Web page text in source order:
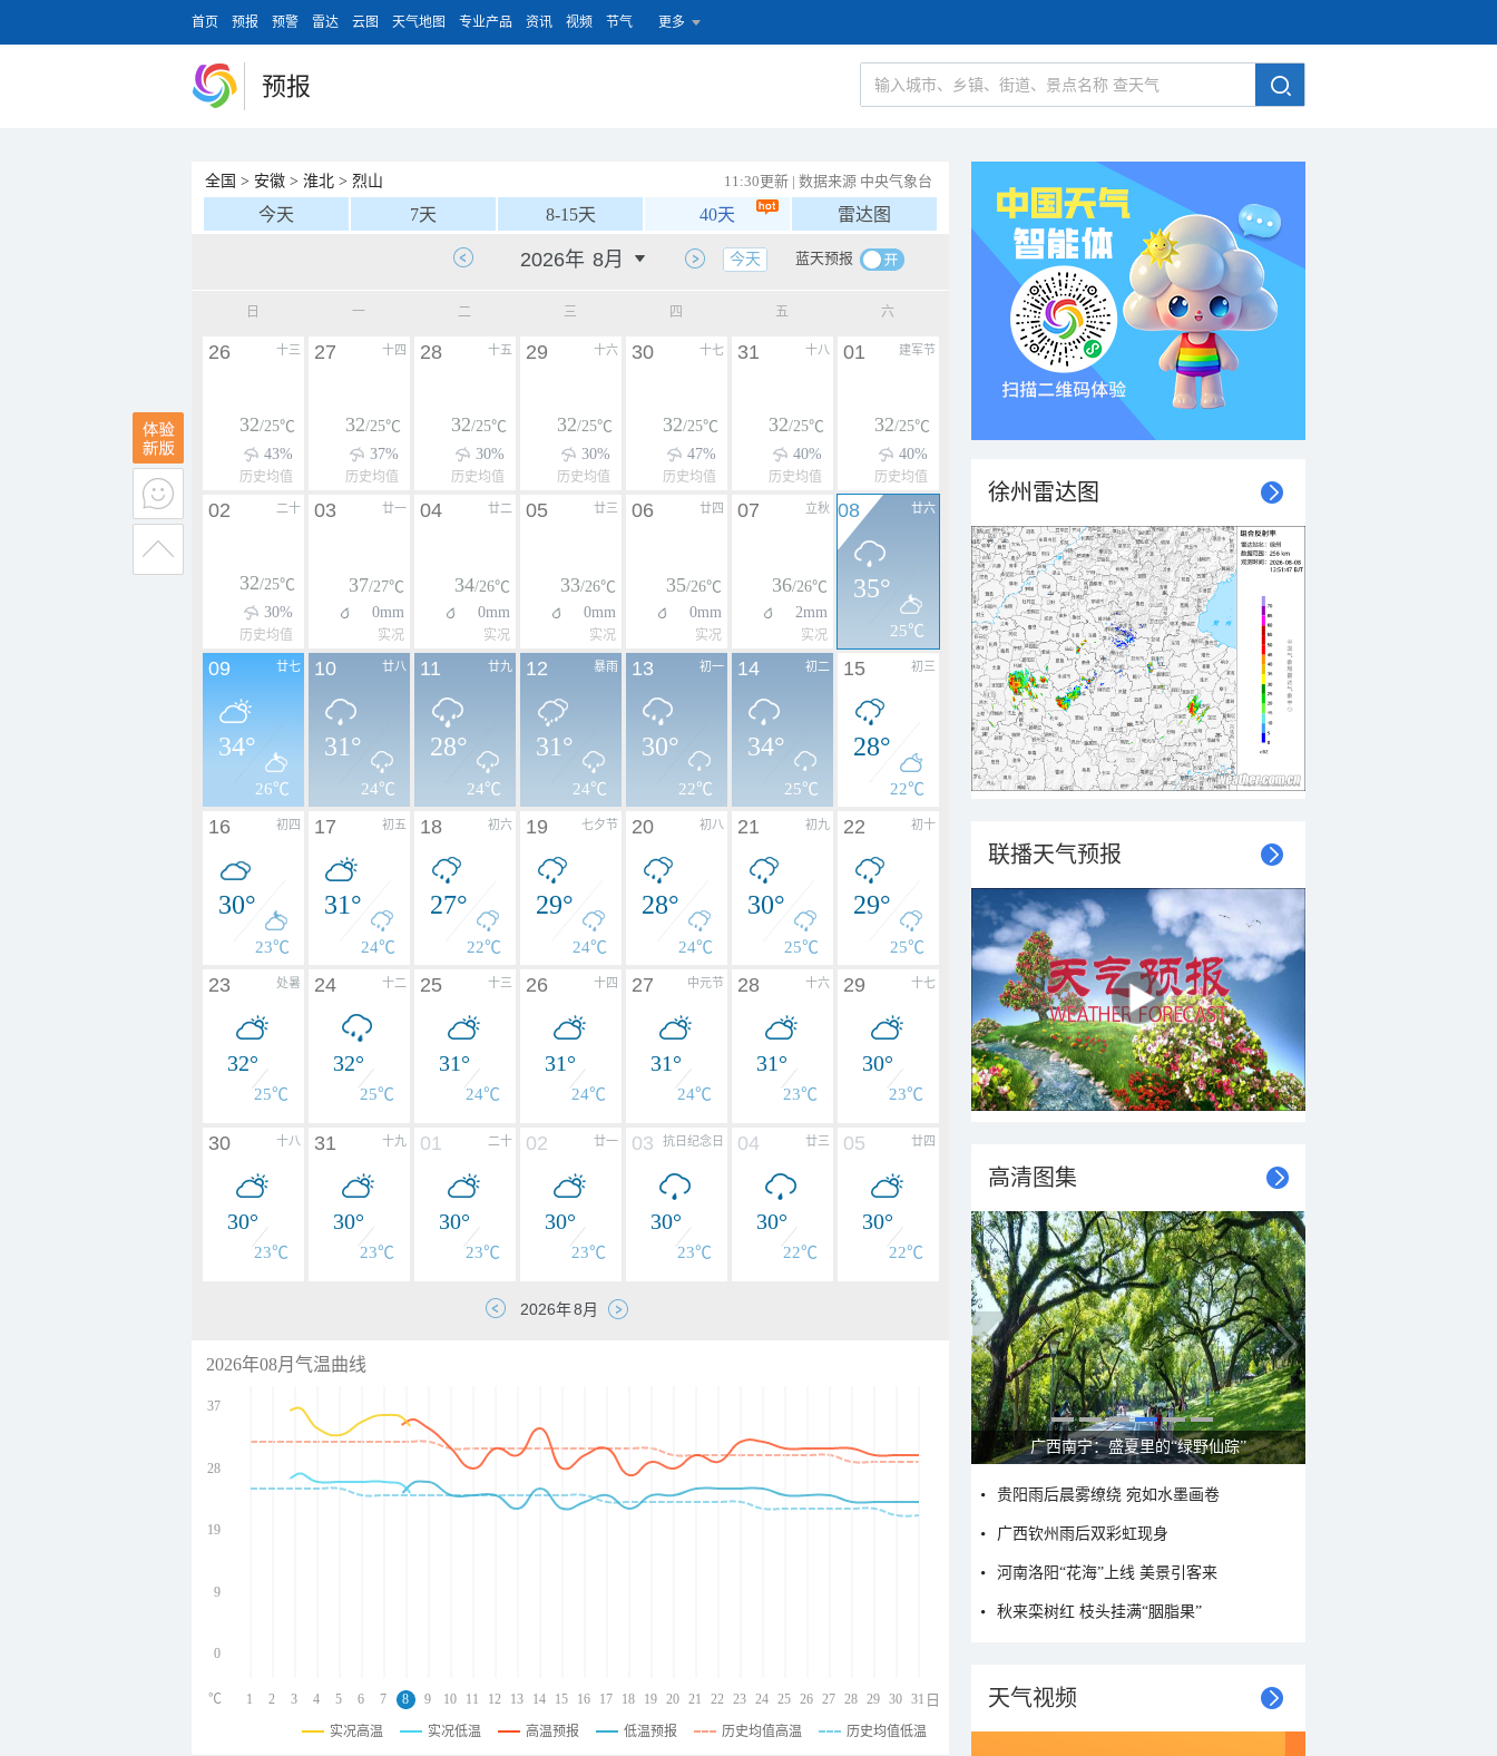
首页 预报 预警 雷达 云图 天气地图 专业产品 资讯 视频 节气 更多
预报
全国 > 安徽 > 淮北 > 烈山 11:30更新 | 数据来源 中央气象台
今天 7天 8-15天 40天 雷达图
蓝天预报
今天
日 一 二 三 四 五 六
十三
26
32/25℃
43%
历史均值
十四
27
32/25℃
37%
历史均值
十五
28
32/25℃
30%
历史均值
十六
29
32/25℃
30%
历史均值
十七
30
32/25℃
47%
历史均值
十八
31
32/25℃
40%
历史均值
建军节
01
32/25℃
40%
历史均值
二十
02
32/25℃
30%
历史均值
廿一
03
37/27℃
0mm
实况
廿二
04
34/26℃
0mm
实况
廿三
05
33/26℃
0mm
实况
廿四
06
35/26℃
0mm
实况
立秋
07
36/26℃
2mm
实况
廿六
08
35°
25℃
廿七
09
34°
26℃
廿八
10
31°
24℃
廿九
11
28°
24℃
暴雨
12
31°
24℃
初一
13
30°
22℃
初二
14
34°
25℃
初三
15
28°
22℃
初四
16
30°
23℃
初五
17
31°
24℃
初六
18
27°
22℃
七夕节
19
29°
24℃
初八
20
28°
24℃
初九
21
30°
25℃
初十
22
29°
25℃
处暑
23
32°
25℃
十二
24
32°
25℃
十三
25
31°
24℃
十四
26
31°
24℃
中元节
27
31°
24℃
十六
28
31°
23℃
十七
29
30°
23℃
十八
30
30°
23℃
十九
31
30°
23℃
二十
01
30°
23℃
廿一
02
30°
23℃
抗日纪念日
03
30°
23℃
廿三
04
30°
22℃
廿四
05
30°
22℃
2026年08月气温曲线
37
28
19
9
0
1 2 3 4 5 6 7 8 9 10 11 12 13 14 15 16 17 18 19 20 21 22 23 24 25 26 27 28 29 30 31
℃ 日
实况高温 实况低温 高温预报 低温预报 历史均值高温 历史均值低温
徐州雷达图
联播天气预报
高清图集
广西南宁：盛夏里的“绿野仙踪”
贵阳雨后晨雾缭绕 宛如水墨画卷
广西钦州雨后双彩虹现身
河南洛阳“花海”上线 美景引客来
秋来栾树红 枝头挂满“胭脂果”
天气视频